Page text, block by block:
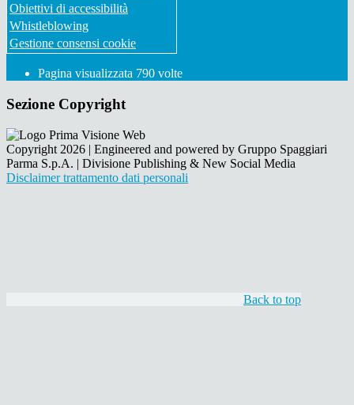
Obiettivi di accessibilità
Whistleblowing
Gestione consensi cookie
Pagina visualizzata 790 volte
Sezione Copyright
Copyright 2026 | Engineered and powered by Gruppo Spaggiari
Parma S.p.A. | Divisione Publishing & New Social Media
Disclaimer trattamento dati personali
Back to top